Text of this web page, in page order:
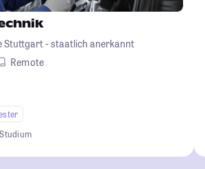
Stuttgart - staatlich anerkannt
Remote